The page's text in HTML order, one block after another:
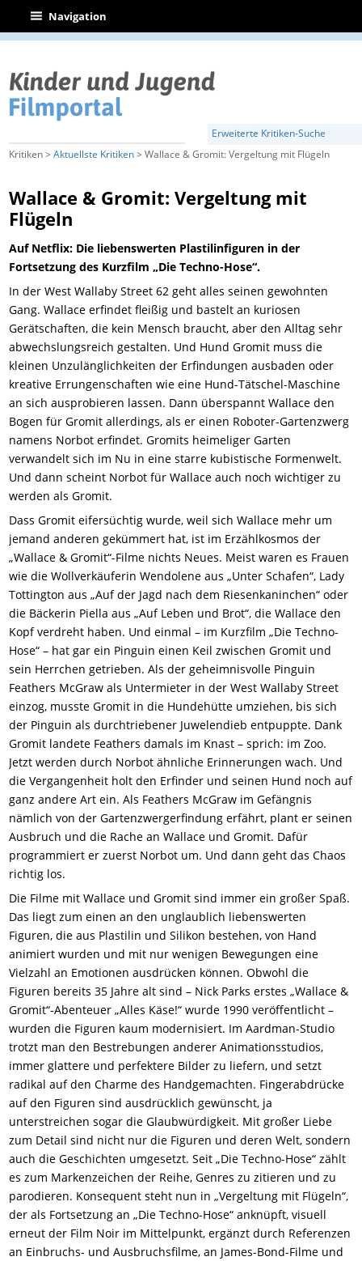
| Navigation
Erweiterte Kritiken-Suche
Kritiken >Aktuellste Kritiken> Wallace & Gromit: Vergeltung mit Flügeln
Wallace & Gromit: Vergeltung mit
Flügeln
Auf Netflix: Die liebenswerten Plastilinfiguren in der
Fortsetzung des Kurzfilm „Die Techno-Hose“.
In der West Wallaby Street 62 geht alles seinen gewohnten
Gang. Wallace erfindet fleißig und bastelt an kuriosen
Gerätschaften, die kein Mensch braucht, aber den Alltag sehr
abwechslungsreich gestalten. Und Hund Gromit muss die
kleinen Unzulänglichkeiten der Erfindungen ausbaden oder
kreative Errungenschaften wie eine Hund-Tätschel-Maschine
an sich ausprobieren lassen. Dann überspannt Wallace den
Bogen für Gromit allerdings, als er einen Roboter-Gartenzwerg
namens Norbot erfindet. Gromits heimeliger Garten
verwandelt sich im Nu in eine starre kubistische Formenwelt.
Und dann scheint Norbot für Wallace auch noch wichtiger zu
werden als Gromit.
Dass Gromit eifersüchtig wurde, weil sich Wallace mehr um
jemand anderen gekümmert hat, ist im Erzählkosmos der
„Wallace & Gromit“-Filme nichts Neues. Meist waren es Frauen
wie die Wollverkäuferin Wendolene aus „Unter Schafen“, Lady
Tottington aus „Auf der Jagd nach dem Riesenkaninchen“ oder
die Bäckerin Piella aus „Auf Leben und Brot“, die Wallace den
Kopf verdreht haben. Und einmal – im Kurzfilm „Die Techno-
Hose“ – hat gar ein Pinguin einen Keil zwischen Gromit und
sein Herrchen getrieben. Als der geheimnisvolle Pinguin
Feathers McGraw als Untermieter in der West Wallaby Street
einzog, musste Gromit in die Hundehütte umziehen, bis sich
der Pinguin als durchtriebener Juwelendieb entpuppte. Dank
Gromit landete Feathers damals im Knast – sprich: im Zoo.
Jetzt werden durch Norbot ähnliche Erinnerungen wach. Und
die Vergangenheit holt den Erfinder und seinen Hund noch auf
ganz andere Art ein. Als Feathers McGraw im Gefängnis
nämlich von der Gartenzwergerfindung erfährt, plant er seinen
Ausbruch und die Rache an Wallace und Gromit. Dafür
programmiert er zuerst Norbot um. Und dann geht das Chaos
richtig los.
Die Filme mit Wallace und Gromit sind immer ein großer Spaß.
Das liegt zum einen an den unglaublich liebenswerten
Figuren, die aus Plastilin und Silikon bestehen, von Hand
animiert wurden und mit nur wenigen Bewegungen eine
Vielzahl an Emotionen ausdrücken können. Obwohl die
Figuren bereits 35 Jahre alt sind – Nick Parks erstes „Wallace &
Gromit“-Abenteuer „Alles Käse!“ wurde 1990 veröffentlicht –
wurden die Figuren kaum modernisiert. Im Aardman-Studio
trotzt man den Bestrebungen anderer Animationsstudios,
immer glattere und perfektere Bilder zu liefern, und setzt
radikal auf den Charme des Handgemachten. Fingerabdrücke
auf den Figuren sind ausdrücklich gewünscht, ja
unterstreichen sogar die Glaubwürdigkeit. Mit großer Liebe
zum Detail sind nicht nur die Figuren und deren Welt, sondern
auch die Geschichten umgesetzt. Seit „Die Techno-Hose“ zählt
es zum Markenzeichen der Reihe, Genres zu zitieren und zu
parodieren. Konsequent steht nun in „Vergeltung mit Flügeln“,
der als Fortsetzung an „Die Techno-Hose“ anknüpft, visuell
erneut der Film Noir im Mittelpunkt, ergänzt durch Referenzen
an Einbruchs- und Ausbruchsfilme, an James-Bond-Filme und